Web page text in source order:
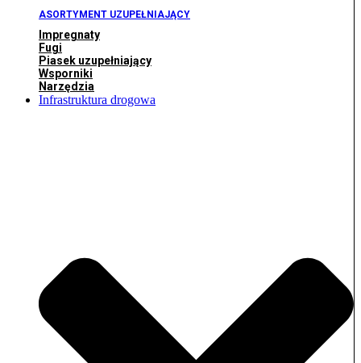
ASORTYMENT UZUPEŁNIAJĄCY
Impregnaty
Fugi
Piasek uzupełniający
Wsporniki
Narzędzia
Infrastruktura drogowa